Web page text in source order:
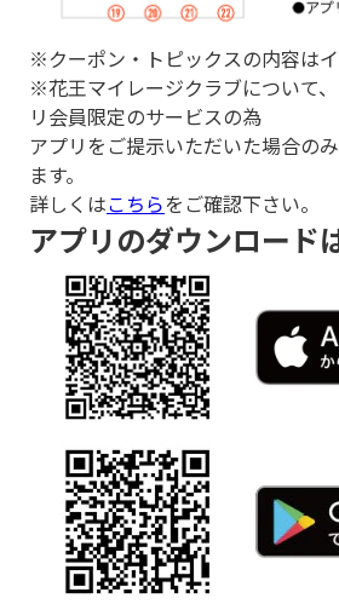
※クーポン・トピックスの内容はイ
※花王マイレージクラブについて
リ会員限定のサービスの為
アプリをご提示いただいた場合の
ます。
詳しくはこちらをご確認下さい。
アプリのダウンロード